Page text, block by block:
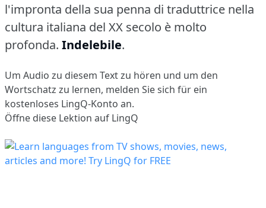
l'impronta della sua penna di traduttrice nella
cultura italiana del XX secolo è molto
profonda. Indelebile.
Um Audio zu diesem Text zu hören und um den
Wortschatz zu lernen, melden Sie sich für ein
kostenloses LingQ-Konto an.
Öffne diese Lektion auf LingQ